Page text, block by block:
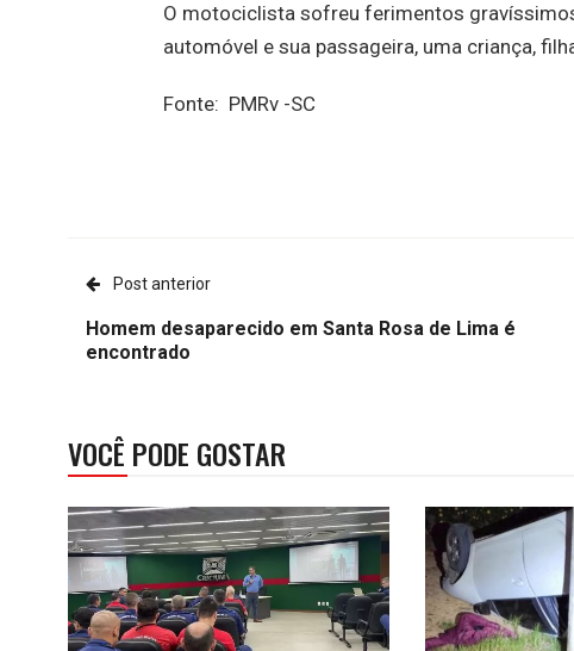
O motociclista sofreu ferimentos
automóvel e sua passageira, uma criança,
Fonte: PMRv -SC
Post anterior
Homem desaparecido em Santa Rosa de Lima é
encontrado
VOCÊ PODE GOSTAR